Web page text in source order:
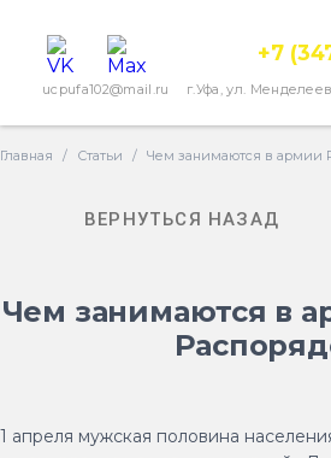
ucpufa102@mail.ru г.Уфа, ул.
+7
Главная / Статьи / Чем занимаются в армии
ВЕРНУТЬСЯ НАЗАД
Чем занимаются в
1 апреля мужская половина